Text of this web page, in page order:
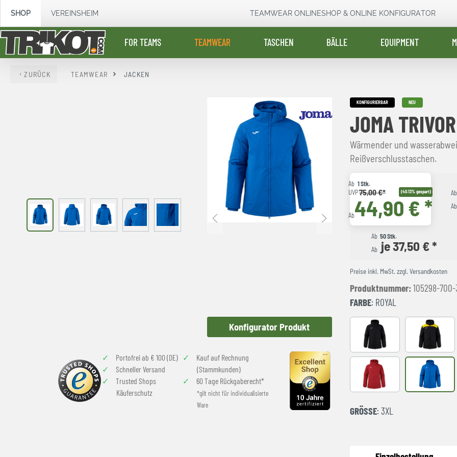
Zur Hauptnavigation springen
SHOP VEREINSHEIM TEAMWEAR ONLINESHOP & ONLINE KONFIGURATOR
FOR TEAMS TEAMWEAR TASCHEN BÄLLE EQUIPMENT
ZURÜCK TEAMWEAR JACKEN
Konfigurator Produkt
Portofrei ab € 100 (DE)
Schneller Versand
Trusted Shops
Käuferschutz
Kauf auf Rechnung
(Stammkunden)
60 Tage Rückgaberecht*
*gilt nicht für individualisierte
Ware
KONFIGURIERBAR NEU
JOMA
Wärmender und
Reißverschlusstaschen.
Ab 1 Stk.
UVP75,00 €* (40.13% gespart)
Ab44,90 € *
Ab
Ab
Ab 50 Stk.
Ab je 37,50 € *
Preise inkl. MwSt. zzgl. Versandkosten
Produktnummer: 105298-700-
FARBE: ROYAL
Black BLACK-
RED royal
GRÖSSE : 3XL